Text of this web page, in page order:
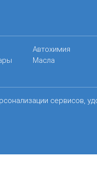
Автохимия
Масла
сервисов,